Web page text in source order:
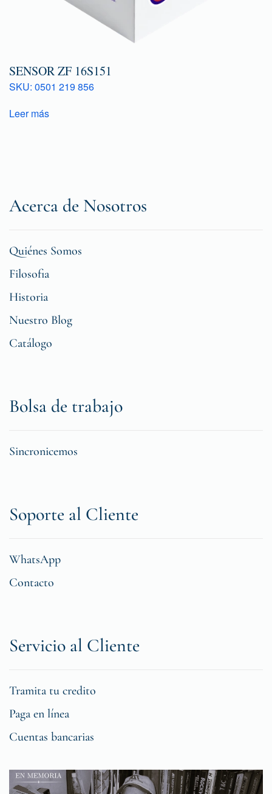
SENSOR ZF 16S151
SKU: 0501 219 856
Leer más
Acerca de Nosotros
Quiénes Somos
Filosofia
Historia
Nuestro Blog
Catálogo
Bolsa de trabajo
Sincronicemos
Soporte al Cliente
WhatsApp
Contacto
Servicio al Cliente
Tramita tu credito
Paga en línea
Cuentas bancarias